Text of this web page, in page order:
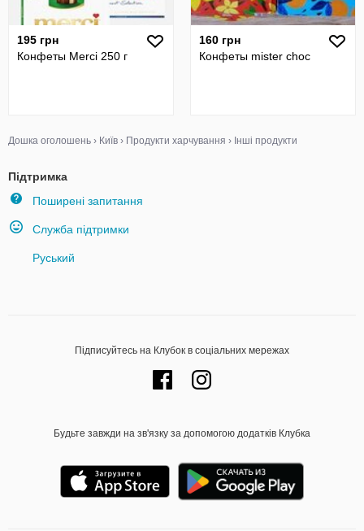
195 грн
Конфеты Merci 250 г
160 грн
Конфеты mister choc
Дошка оголошень › Київ › Продукти харчування › Інші продукти
Підтримка
Поширені запитання
Служба підтримки
Руський
Підписуйтесь на Клубок в соціальних мережах
Будьте завжди на зв'язку за допомогою додатків Клубка